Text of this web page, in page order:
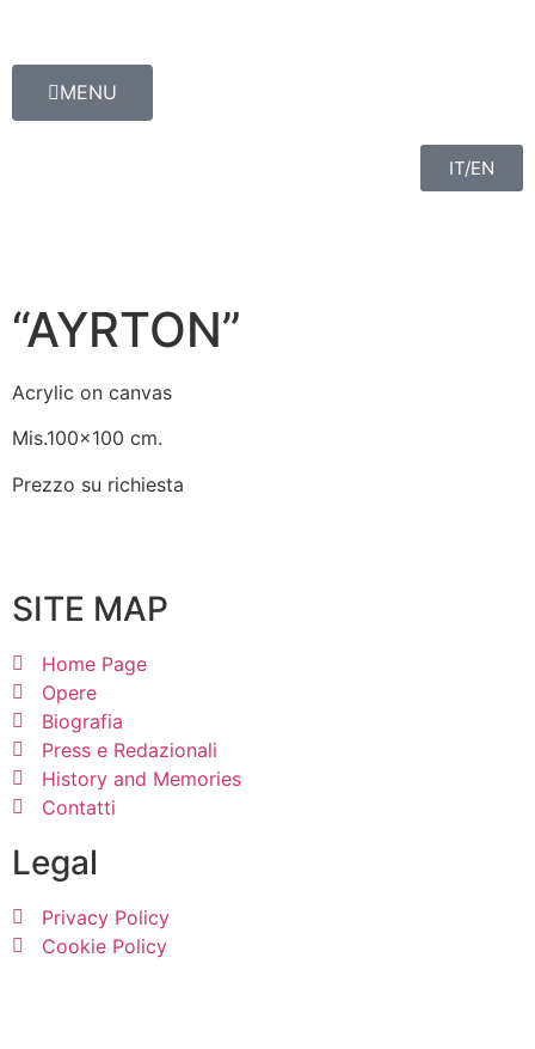
MENU
IT/EN
“AYRTON”
Acrylic on canvas
Mis.100×100 cm.
Prezzo su richiesta
SITE MAP
Home Page
Opere
Biografia
Press e Redazionali
History and Memories
Contatti
Legal
Privacy Policy
Cookie Policy